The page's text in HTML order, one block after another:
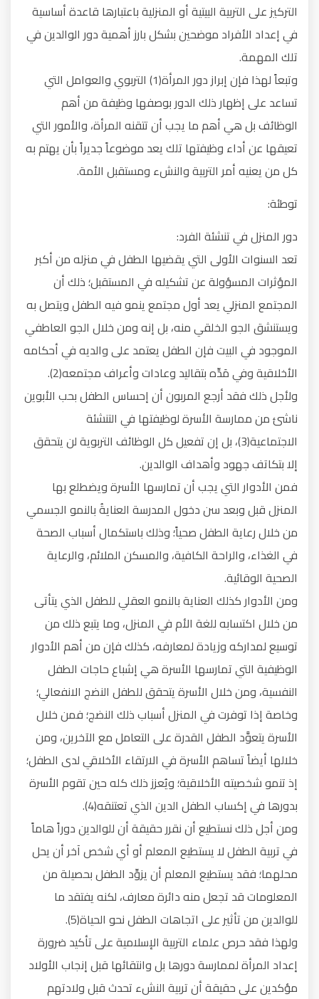
التركيز على التربية البيتية أو المنزلية باعتبارها قاعدة أساسية
في إعداد الأفراد موضحين بشكل بارز أهمية دور الوالدين في
تلك المهمة.
وتبعاً لهذا فإن إبراز دور المرأة(1) التربوي والعوامل التي
تساعد على إظهار ذلك الدور بوصفها وظيفة من أهم
الوظائف بل هي أهم ما يجب أن تتقنه المرأة، والأمور التي
تعيقها عن أداء وظيفتها تلك يعد موضوعاً جديراً بأن يهتم به
كل من يعنيه أمر التربية والنشء ومستقبل الأمة.
توطئة:
دور المنزل في تنشئة الفرد:
تعد السنوات الأولى التي يقضيها الطفل في منزله من أكبر
المؤثرات المسؤولة عن تشكيله في المستقبل؛ ذلك أن
المجتمع المنزلي يعد أول مجتمع ينمو فيه الطفل ويتصل به
ويستنشق الجو الخلقي منه، بل إنه ومن خلال الجو العاطفي
الموجود في البيت فإن الطفل يعتمد على والديه في أحكامه
الأخلاقية وفي مَدِّه بتقاليد وعادات وأعراف مجتمعه(2).
ولأجل ذلك فقد أرجع المربون أن إحساس الطفل بحب الأبوين
ناشئ من ممارسة الأسرة لوظيفتها في التنشئة
الاجتماعية(3)، بل إن تفعيل كل الوظائف التربوية لن يتحقق
إلا بتكاتف جهود وأهداف الوالدين.
فمن الأدوار التي يجب أن تمارسها الأسرة ويضطلع بها
المنزل قبل وبعد سن دخول المدرسة العنايةُ بالنمو الجسمي
من خلال رعاية الطفل صحياً؛ وذلك باستكمال أسباب الصحة
في الغذاء، والراحة الكافية، والمسكن الملائم، والرعاية
الصحية الوقائية.
ومن الأدوار كذلك العناية بالنمو العقلي للطفل الذي يتأتى
من خلال اكتسابه للغة الأم في المنزل، وما يتبع ذلك من
توسيع لمداركه وزيادة لمعارفه، كذلك فإن من أهم الأدوار
الوظيفية التي تمارسها الأسرة هي إشباع حاجات الطفل
النفسية، ومن خلال الأسرة يتحقق للطفل النضج الانفعالي؛
وخاصة إذا توفرت في المنزل أسباب ذلك النضج؛ فمن خلال
الأسرة يتعوَّد الطفل القدرة على التعامل مع الآخرين، ومن
خلالها أيضاً تساهم الأسرة في الارتقاء الأخلاقي لدى الطفل؛
إذ تنمو شخصيته الأخلاقية؛ ويُعزز ذلك كله حين تقوم الأسرة
بدورها في إكساب الطفل الدين الذي تعتنقه(4).
ومن أجل ذلك نستطيع أن نقرر حقيقة أن للوالدين دوراً هاماً
في تربية الطفل لا يستطيع المعلم أو أي شخص آخر أن يحل
محلهما؛ فقد يستطيع المعلم أن يزوِّد الطفل بحصيلة من
المعلومات قد تجعل منه دائرة معارف، لكنه يفتقد ما
للوالدين من تأثير على اتجاهات الطفل نحو الحياة(5).
ولهذا فقد حرص علماء التربية الإسلامية على تأكيد ضرورة
إعداد المرأة لممارسة دورها بل وانتقائها قبل إنجاب الأولاد
مؤكدين على حقيقة أن تربية النشء تحدث قبل ولادتهم